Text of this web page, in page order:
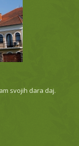
svojih dara daj.